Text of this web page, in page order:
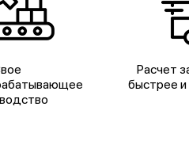
Расчет
быстрее и